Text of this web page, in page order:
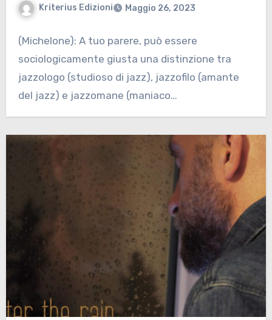
Kriterius Edizioni Maggio 26, 2023
(Michelone): A tuo parere, può essere
sociologicamente giusta una distinzione tra
jazzologo (studioso di jazz), jazzofilo (amante
del jazz) e jazzomane (maniaco…